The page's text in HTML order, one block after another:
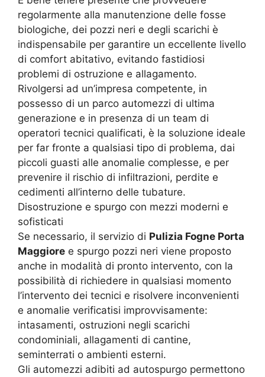
regolarmente alla manutenzione delle fosse
biologiche, dei pozzi neri e degli scarichi è
indispensabile per garantire un eccellente livello
di comfort abitativo, evitando fastidiosi
problemi di ostruzione e allagamento.
Rivolgersi ad un’impresa competente, in
possesso di un parco automezzi di ultima
generazione e in presenza di un team di
operatori tecnici qualificati, è la soluzione ideale
per far fronte a qualsiasi tipo di problema, dai
piccoli guasti alle anomalie complesse, e per
prevenire il rischio di infiltrazioni, perdite e
cedimenti all’interno delle tubature.
Disostruzione e spurgo con mezzi moderni e
sofisticati
Se necessario, il servizio di Pulizia Fogne Porta
Maggiore e spurgo pozzi neri viene proposto
anche in modalità di pronto intervento, con la
possibilità di richiedere in qualsiasi momento
l’intervento dei tecnici e risolvere inconvenienti
e anomalie verificatisi improvvisamente:
intasamenti, ostruzioni negli scarichi
condominiali, allagamenti di cantine,
seminterrati o ambienti esterni.
Gli automezzi adibiti ad autospurgo permettono